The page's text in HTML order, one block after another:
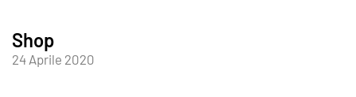
Shop
24 Aprile 2020